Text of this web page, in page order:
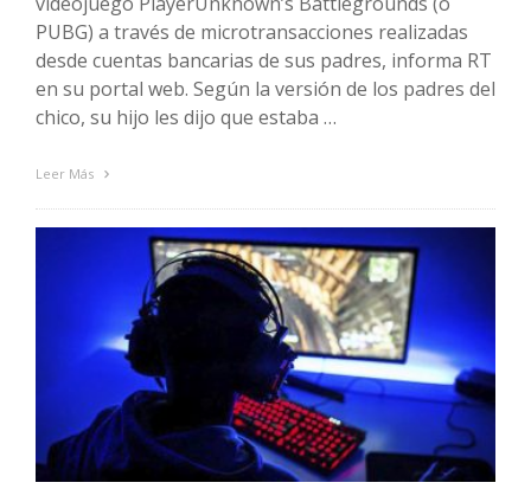
PUBG) a través de microtransacciones realizadas
desde cuentas bancarias de sus padres, informa RT
en su portal web. Según la versión de los padres del
chico, su hijo les dijo que estaba …
Leer Más